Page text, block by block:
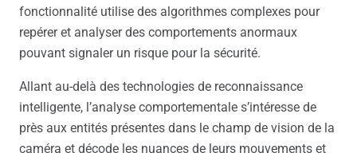
fonctionnalité utilise des algorithmes complexes pour
repérer et analyser des comportements anormaux
pouvant signaler un risque pour la sécurité.
Allant au-delà des technologies de reconnaissance
intelligente, l’analyse comportementale s’intéresse de
près aux entités présentes dans le champ de vision de la
caméra et décode les nuances de leurs mouvements et